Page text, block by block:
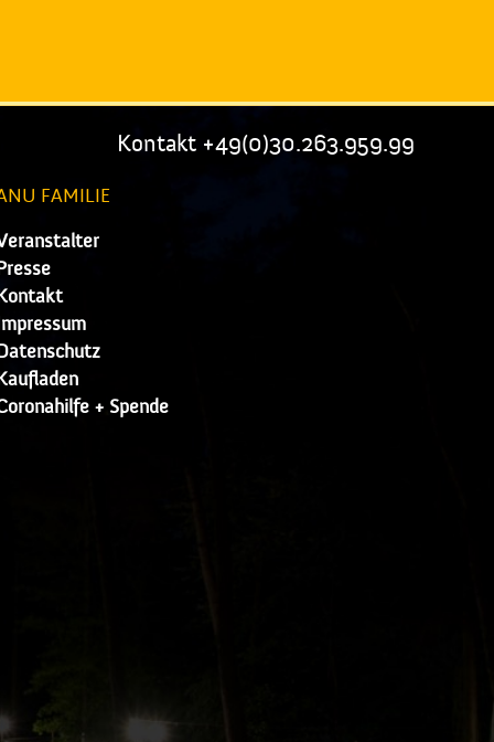
Kontakt +49(0)30.263.959.99
FAMILIE
+ Spende